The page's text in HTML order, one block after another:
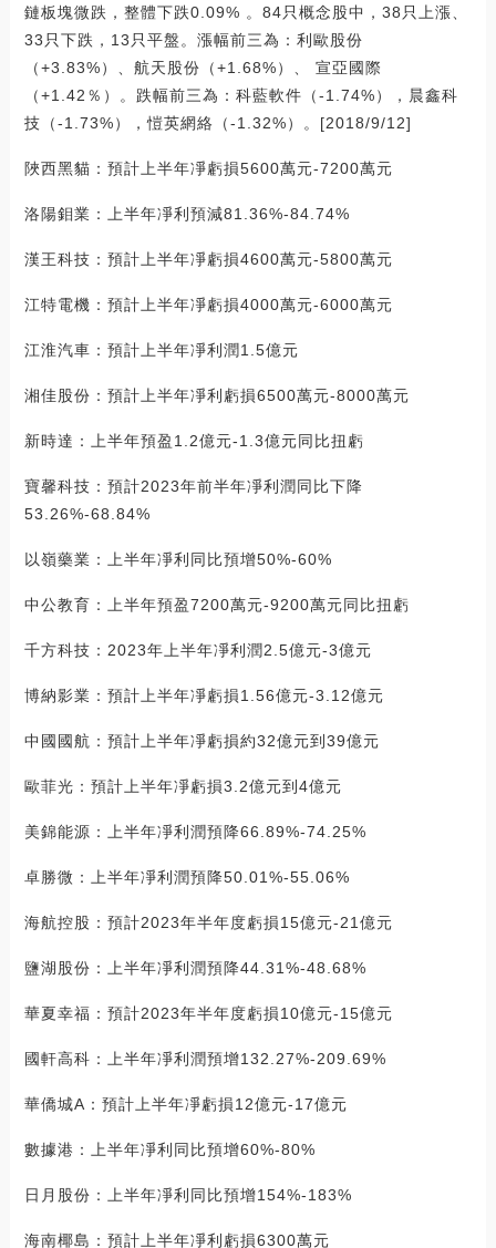
鏈板塊微跌，整體下跌0.09% 。84只概念股中，38只上漲、
33只下跌，13只平盤。漲幅前三為：利歐股份
（+3.83%）、航天股份（+1.68%）、 宣亞國際
（+1.42％）。跌幅前三為：科藍軟件（-1.74%），晨鑫科
技（-1.73%），愷英網絡（-1.32%）。[2018/9/12]
陜西黑貓：預計上半年凈虧損5600萬元-7200萬元
洛陽鉬業：上半年凈利預減81.36%-84.74%
漢王科技：預計上半年凈虧損4600萬元-5800萬元
江特電機：預計上半年凈虧損4000萬元-6000萬元
江淮汽車：預計上半年凈利潤1.5億元
湘佳股份：預計上半年凈利虧損6500萬元-8000萬元
新時達：上半年預盈1.2億元-1.3億元同比扭虧
寶馨科技：預計2023年前半年凈利潤同比下降
53.26%-68.84%
以嶺藥業：上半年凈利同比預增50%-60%
中公教育：上半年預盈7200萬元-9200萬元同比扭虧
千方科技：2023年上半年凈利潤2.5億元-3億元
博納影業：預計上半年凈虧損1.56億元-3.12億元
中國國航：預計上半年凈虧損約32億元到39億元
歐菲光：預計上半年凈虧損3.2億元到4億元
美錦能源：上半年凈利潤預降66.89%-74.25%
卓勝微：上半年凈利潤預降50.01%-55.06%
海航控股：預計2023年半年度虧損15億元-21億元
鹽湖股份：上半年凈利潤預降44.31%-48.68%
華夏幸福：預計2023年半年度虧損10億元-15億元
國軒高科：上半年凈利潤預增132.27%-209.69%
華僑城A：預計上半年凈虧損12億元-17億元
數據港：上半年凈利同比預增60%-80%
日月股份：上半年凈利同比預增154%-183%
海南椰島：預計上半年凈利虧損6300萬元